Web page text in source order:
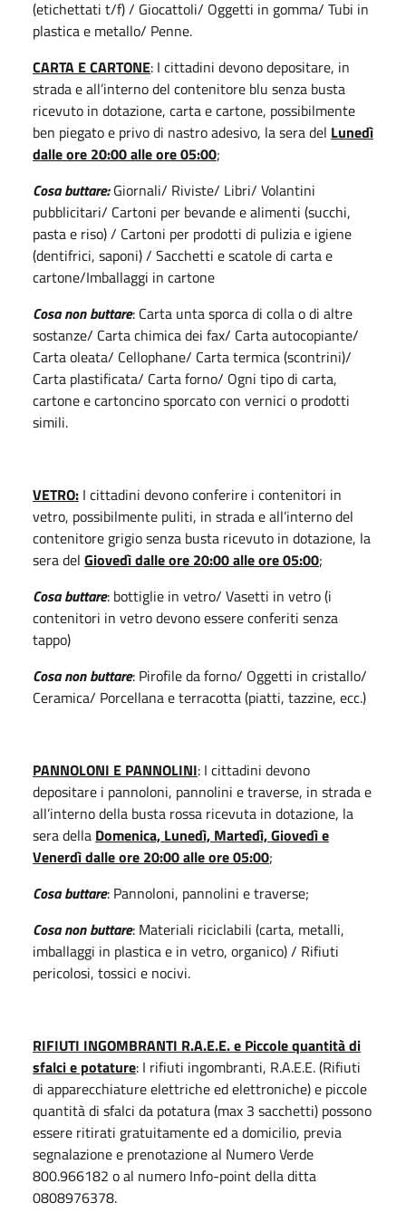
(etichettati t/f) / Giocattoli/ Oggetti in gomma/ Tubi in
plastica e metallo/ Penne.
CARTA E CARTONE: I cittadini devono depositare, in
strada e all’interno del contenitore blu senza busta
ricevuto in dotazione, carta e cartone, possibilmente
ben piegato e privo di nastro adesivo, la sera del Lunedì
dalle ore 20:00 alle ore 05:00;
Cosa buttare:Giornali/ Riviste/ Libri/ Volantini
pubblicitari/ Cartoni per bevande e alimenti (succhi,
pasta e riso) / Cartoni per prodotti di pulizia e igiene
(dentifrici, saponi) / Sacchetti e scatole di carta e
cartone/Imballaggi in cartone
Cosa non buttare: Carta unta sporca di colla o di altre
sostanze/ Carta chimica dei fax/ Carta autocopiante/
Carta oleata/ Cellophane/ Carta termica (scontrini)/
Carta plastificata/ Carta forno/ Ogni tipo di carta,
cartone e cartoncino sporcato con vernici o prodotti
simili.
VETRO: I cittadini devono conferire i contenitori in
vetro, possibilmente puliti, in strada e all’interno del
contenitore grigio senza busta ricevuto in dotazione, la
sera del Giovedì dalle ore 20:00 alle ore 05:00;
Cosa buttare: bottiglie in vetro/ Vasetti in vetro (i
contenitori in vetro devono essere conferiti senza
tappo)
Cosa non buttare: Pirofile da forno/ Oggetti in cristallo/
Ceramica/ Porcellana e terracotta (piatti, tazzine, ecc.)
PANNOLONI E PANNOLINI: I cittadini devono
depositare i pannoloni, pannolini e traverse, in strada e
all’interno della busta rossa ricevuta in dotazione, la
sera della Domenica, Lunedì, Martedì, Giovedì e
Venerdì dalle ore 20:00 alle ore 05:00;
Cosa buttare: Pannoloni, pannolini e traverse;
Cosa non buttare: Materiali riciclabili (carta, metalli,
imballaggi in plastica e in vetro, organico) / Rifiuti
pericolosi, tossici e nocivi.
RIFIUTI INGOMBRANTI R.A.E.E. e Piccole quantità di
sfalci e potature: I rifiuti ingombranti, R.A.E.E. (Rifiuti
di apparecchiature elettriche ed elettroniche) e piccole
quantità di sfalci da potatura (max 3 sacchetti) possono
essere ritirati gratuitamente ed a domicilio, previa
segnalazione e prenotazione al Numero Verde
800.966182 o al numero Info-point della ditta
0808976378.